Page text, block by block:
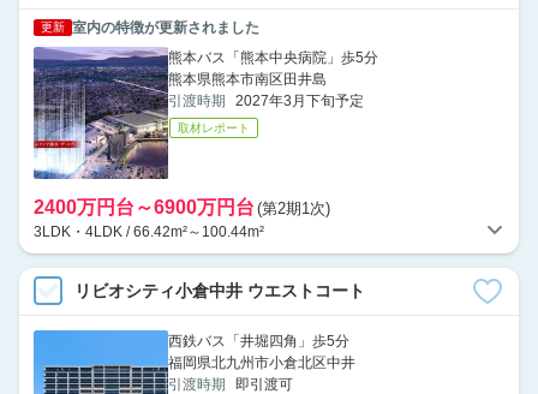
更新 室内の特徴が更新されました
熊本バス「熊本中央病院」歩5分
熊本県熊本市南区田井島
引渡時期
2027年3月下旬予定
取材レポート
2400万円台～6900万円台 (第2期1次)
3LDK・4LDK / 66.42m²～100.44m²
リビオシティ小倉中井 ウエストコート
西鉄バス「井堀四角」歩5分
福岡県北九州市小倉北区中井
引渡時期
即引渡可